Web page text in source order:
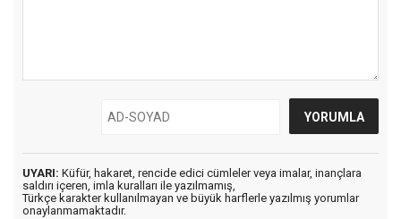
UYARI: Küfür, hakaret, rencide edici cümleler veya imalar, inançlara
saldırı içeren, imla kuralları ile yazılmamış,
Türkçe karakter kullanılmayan ve büyük harflerle yazılmış yorumlar
onaylanmamaktadır.